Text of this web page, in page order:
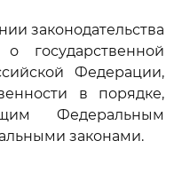
законодательства
государственной
Федерации,
в порядке,
Федеральным
законами.